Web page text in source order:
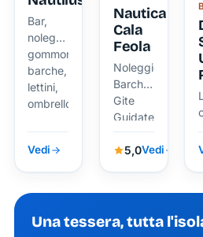
Bar,
noleggio
gommoni,
barche,
lettini,
ombrelloni
Vedi
Nautica
Cala
Feola
Noleggio
Barche,
Gite
Guidate,
Lettini
ed
Ombrelloni,
5,0Vedi
Una tessera, tutta